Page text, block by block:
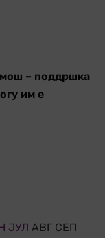
– поддршка
им е
ЈУЛ АВГ СЕП